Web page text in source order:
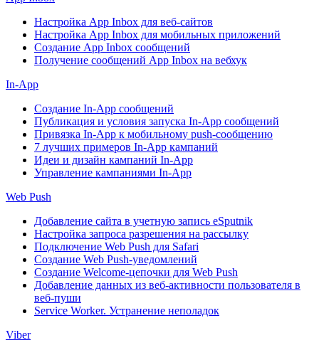
Настройка App Inbox для веб-сайтов
Настройка App Inbox для мобильных приложений
Создание App Inbox сообщений
Получение сообщений App Inbox на вебхук
In-App
Создание In-App сообщений
Публикация и условия запуска In-App сообщений
Привязка In-App к мобильному push-сообщению
7 лучших примеров In-App кампаний
Идеи и дизайн кампаний In-App
Управление кампаниями In-App
Web Push
Добавление сайта в учетную запись eSputnik
Настройка запроса разрешения на рассылку
Подключение Web Push для Safari
Создание Web Push-уведомлений
Создание Welcome-цепочки для Web Push
Добавление данных из веб-активности пользователя в
веб-пуши
Service Worker. Устранение неполадок
Viber